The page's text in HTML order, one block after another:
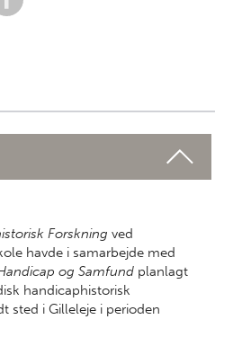
Forskning ved
havde i samarbejde med
og Samfund planlagt
handicaphistorisk
sted i Gilleleje i perioden